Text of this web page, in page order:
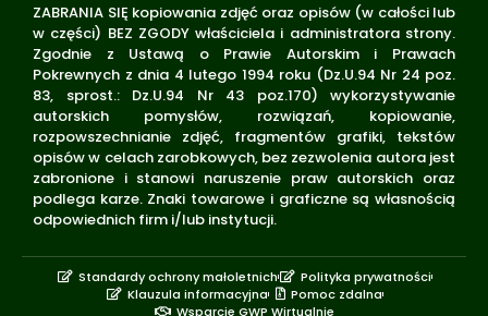
ZABRANIA SIĘ kopiowania zdjęć oraz opisów (w całości lub
w części) BEZ ZGODY właściciela i administratora strony.
Zgodnie z Ustawą o Prawie Autorskim i Prawach
Pokrewnych z dnia 4 lutego 1994 roku (Dz.U.94 Nr 24 poz.
83, sprost.: Dz.U.94 Nr 43 poz.170) wykorzystywanie
autorskich pomysłów, rozwiązań, kopiowanie,
rozpowszechnianie zdjęć, fragmentów grafiki, tekstów
opisów w celach zarobkowych, bez zezwolenia autora jest
zabronione i stanowi naruszenie praw autorskich oraz
podlega karze. Znaki towarowe i graficzne są własnością
odpowiednich firm i/lub instytucji.
Standardy ochrony małoletnich
Polityka prywatności
Klauzula informacyjna
Pomoc zdalna
Wsparcie GWP Wirtualnie